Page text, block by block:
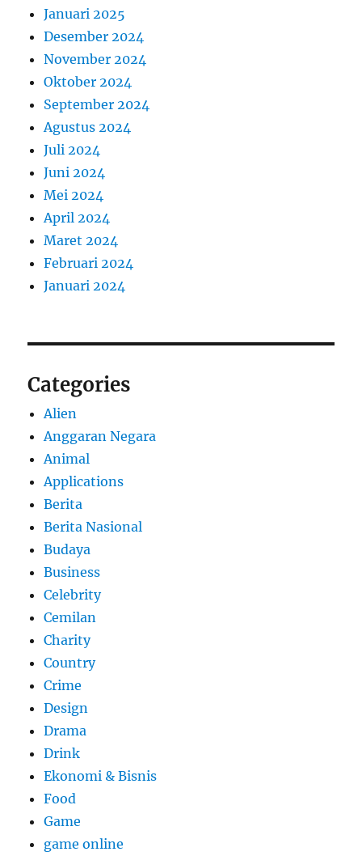
Januari 2025
Desember 2024
November 2024
Oktober 2024
September 2024
Agustus 2024
Juli 2024
Juni 2024
Mei 2024
April 2024
Maret 2024
Februari 2024
Januari 2024
Categories
Alien
Anggaran Negara
Animal
Applications
Berita
Berita Nasional
Budaya
Business
Celebrity
Cemilan
Charity
Country
Crime
Design
Drama
Drink
Ekonomi & Bisnis
Food
Game
game online